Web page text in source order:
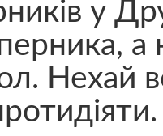
у
а
Нехай